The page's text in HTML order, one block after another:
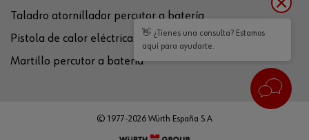
Taladro atornillador percutor a batería
Pistola de calor eléctrica
Martillo percutor a batería
© 1977-2026 Würth España S.A
👋 ¿Tienes una consulta? Estamos
aquí para ayudarte.